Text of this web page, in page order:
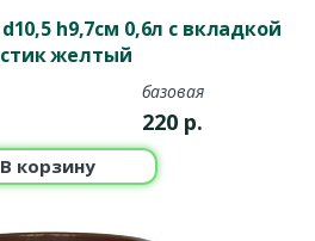
h9,7см 0,6л с вкладкой
желтый
базовая
220 р.
В корзину